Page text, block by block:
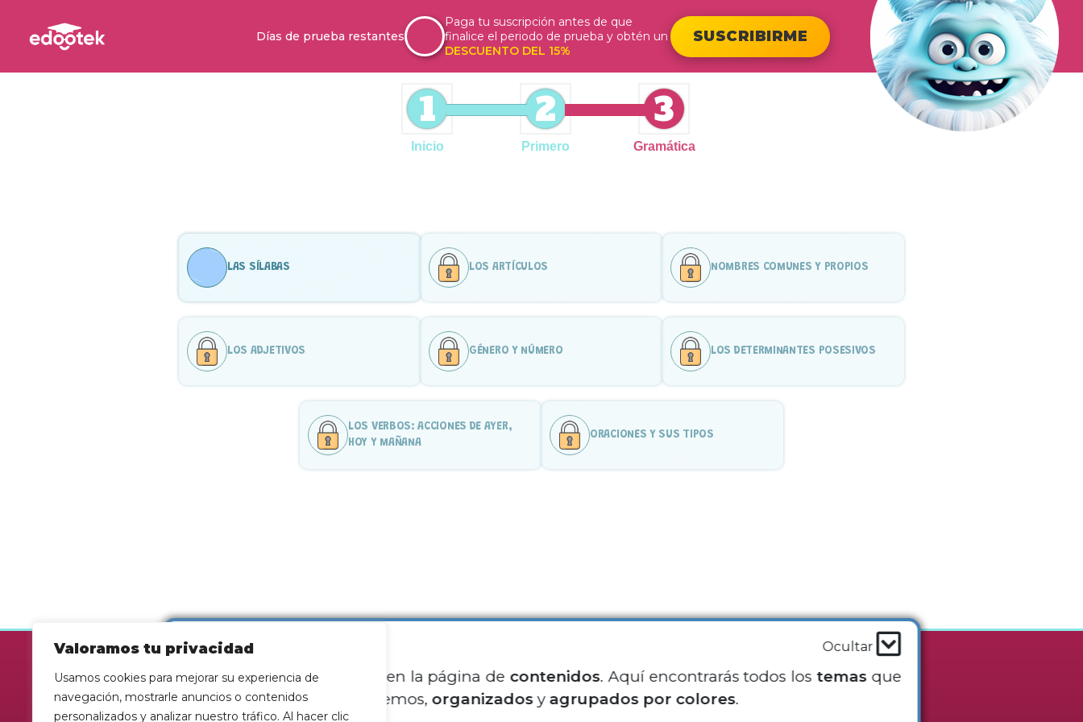
Valoramos tu privacidad
Usamos cookies para mejorar su experiencia de
navegación, mostrarle anuncios o contenidos
personalizados y analizar nuestro tráfico. Al hacer clic
Días de prueba restantes
Paga tu suscripción antes de que
finalice el periodo de prueba y obtén un
DESCUENTO DEL 15%
SUSCRIBIRME
1
Inicio
2
Primero
3
Gramática
LAS SÍLABAS LOS ARTÍCULOS NOMBRES COMUNES Y PROPIOS
LOS ADJETIVOS GÉNERO Y NÚMERO LOS DETERMINANTES POSESIVOS
LOS VERBOS: ACCIONES DE AYER,
HOY Y MAÑANA
ORACIONES Y SUS TIPOS
Ocultar
Estás en la página de contenidos. Aquí encontrarás todos lostemasque
ofrecemos, organizadosy agrupados por colores.
Sobre nosotros
Contacto